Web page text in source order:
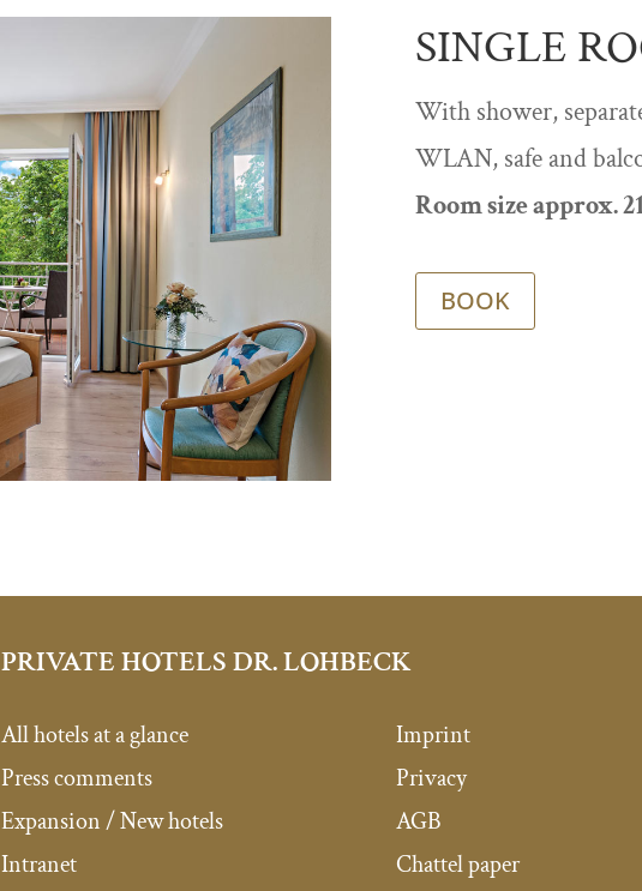
SINGLE
With shower,
WLAN, safe and
Room size approx.
BOOK
PRIVATE HOTELS DR. LOHBECK
All hotels at a glance
Press comments
Expansion / New hotels
Intranet
Imprint
Privacy
AGB
Chattel paper